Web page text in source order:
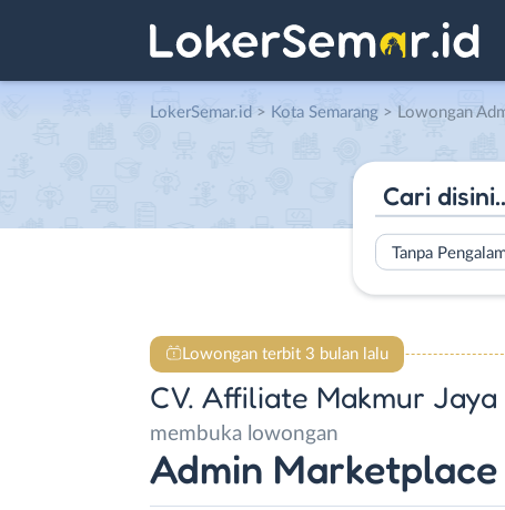
LokerSemar.id > Kota Semarang > Lowongan Admin
Tanpa
Lowongan terbit 3 bulan lalu
CV. Affiliate Makmur Jaya
membuka lowongan
Admin Marketplace